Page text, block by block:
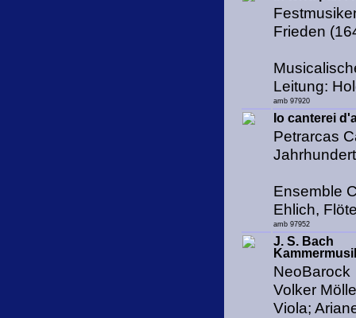
Frieden
Leitung:
amb 97920
Io canterei
Petrarcas
Ensemble
Ehlich,
amb 97952
J. S. Bach
NeoBarock
Volker
Viola;